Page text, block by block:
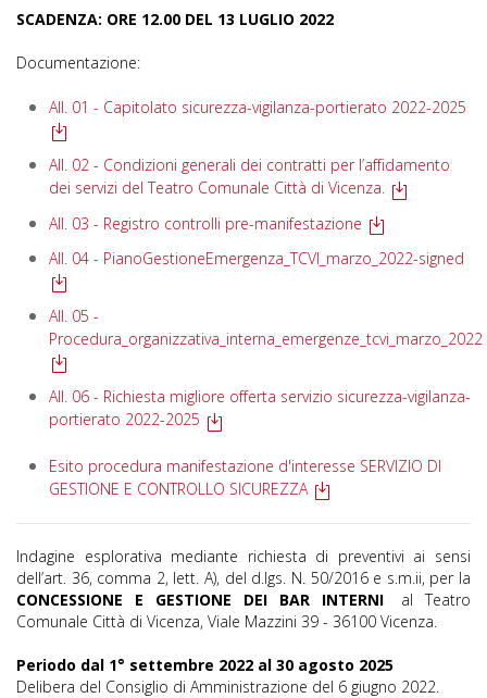
SCADENZA: ORE 12.00 DEL 13 LUGLIO 2022
Documentazione:
All. 01 - Capitolato sicurezza-vigilanza-portierato 2022-2025
All. 02 - Condizioni generali dei contratti per l’affidamento
dei servizi del Teatro Comunale Città di Vicenza.
All. 03 - Registro controlli pre-manifestazione
All. 04 - PianoGestioneEmergenza_TCVI_marzo_2022-signed
All. 05 -
Procedura_organizzativa_interna_emergenze_tcvi_marzo_2022
All. 06 - Richiesta migliore offerta servizio sicurezza-vigilanza-
portierato 2022-2025
Esito procedura manifestazione d'interesse SERVIZIO DI
GESTIONE E CONTROLLO SICUREZZA
Indagine esplorativa mediante richiesta di preventivi ai sensi
dell’art. 36, comma 2, lett. A), del d.lgs. N. 50/2016 e s.m.ii, per la
CONCESSIONE E GESTIONE DEI BAR INTERNI
al Teatro
Comunale Città di Vicenza, Viale Mazzini 39 - 36100 Vicenza.
Periodo dal 1° settembre 2022 al 30 agosto 2025
Delibera del Consiglio di Amministrazione del 6 giugno 2022.